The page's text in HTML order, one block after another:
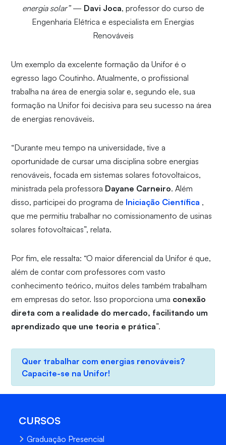
energia solar”— Davi Joca, professor do curso de
Engenharia Elétrica e especialista em Energias
Renováveis
Um exemplo da excelente formação da Unifor é o
egresso Iago Coutinho. Atualmente, o profissional
trabalha na área de energia solar e, segundo ele, sua
formação na Unifor foi decisiva para seu sucesso na área
de energias renováveis.
“Durante meu tempo na universidade, tive a
oportunidade de cursar uma disciplina sobre energias
renováveis, focada em sistemas solares fotovoltaicos,
ministrada pela professora Dayane Carneiro. Além
disso, participei do programa de Iniciação Científica ,
que me permitiu trabalhar no comissionamento de usinas
solares fotovoltaicas”, relata.
Por fim, ele ressalta: “O maior diferencial da Unifor é que,
além de contar com professores com vasto
conhecimento teórico, muitos deles também trabalham
em empresas do setor. Isso proporciona uma conexão
direta com a realidade do mercado, facilitando um
aprendizado que une teoria e prática”.
Quer trabalhar com energias renováveis?
Capacite-se na Unifor!
CURSOS
Graduação Presencial